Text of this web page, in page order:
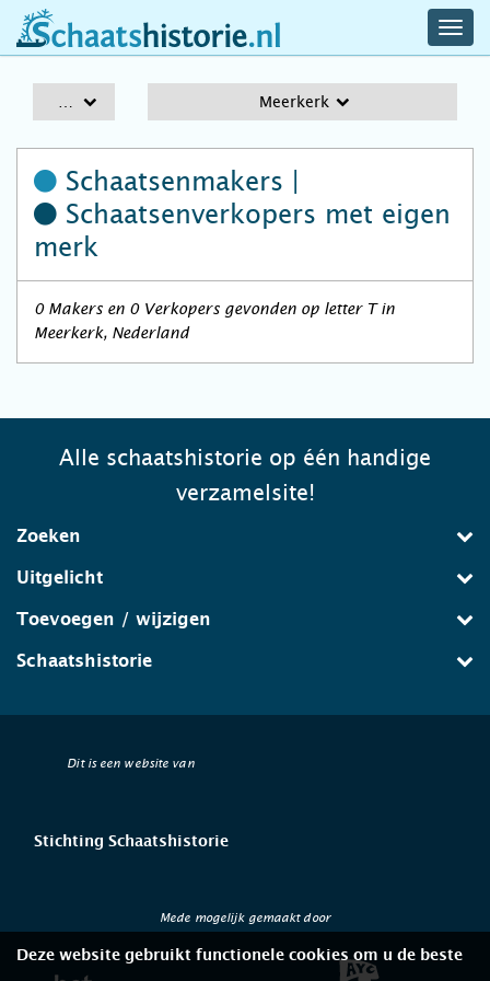
schaatshistorie.nl
Meerkerk
Schaatsenmakers |
Schaatsenverkopers met eigen
merk
0 Makers en 0 Verkopers gevonden op letter T in
Meerkerk, Nederland
Alle schaatshistorie op één handige
verzamelsite!
Zoeken
Uitgelicht
Toevoegen / wijzigen
Schaatshistorie
Dit is een website van
Stichting Schaatshistorie
Mede mogelijk gemaakt door
Deze website gebruikt functionele cookies om u de beste